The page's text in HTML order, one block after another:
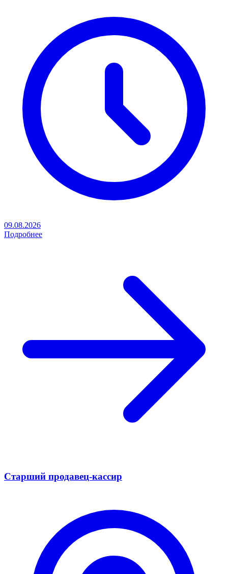
09.08.2026
Подробнее
Старший продавец-кассир